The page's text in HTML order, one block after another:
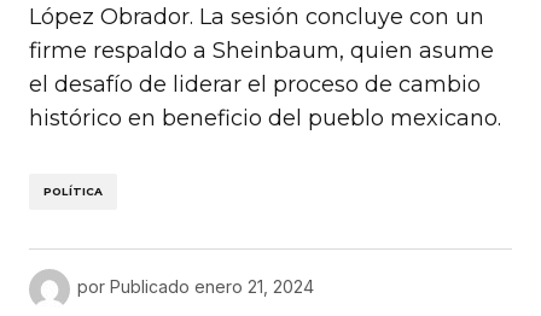
López Obrador. La sesión concluye con un
firme respaldo a Sheinbaum, quien asume
el desafío de liderar el proceso de cambio
histórico en beneficio del pueblo mexicano.
POLÍTICA
por Publicado enero 21, 2024